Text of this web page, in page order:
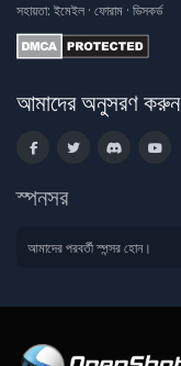
সহায়তা: ইমেইল · ফোরাম · ডিসকর্ড
আমাদের অনুসরণ করুন
স্পনসর
আমাদের পরবর্তী স্পন্সর হোন।